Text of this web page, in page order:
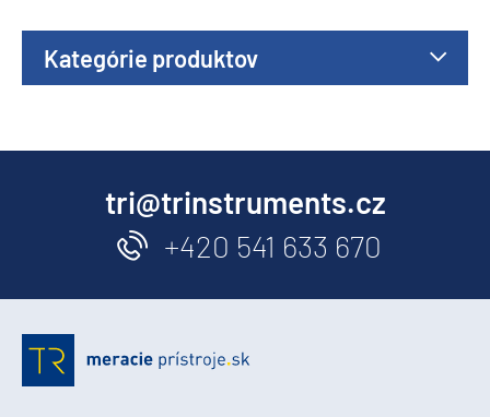
Kategórie produktov
tri@trinstruments.cz
+420 541 633 670